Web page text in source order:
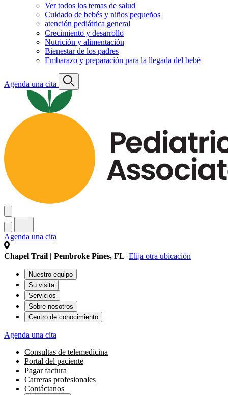
Ver todos los temas de salud
Cuidado de bebés y niños pequeños
atención pediátrica general
Crecimiento y desarrollo
Nutrición y alimentación
Bienestar de los padres
Embarazo y preparación para la llegada del bebé
Agenda una cita
Agenda una cita
Chapel Trail | Pembroke Pines, FL Elija otra ubicación
Nuestro equipo
Su visita
Servicios
Sobre nosotros
Centro de conocimiento
Agenda una cita
Consultas de telemedicina
Portal del paciente
Pagar factura
Carreras profesionales
Contáctanos